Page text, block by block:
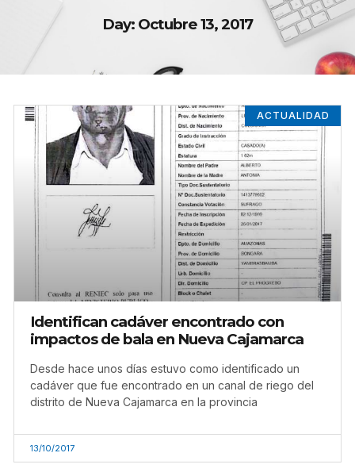
Day: Octubre 13, 2017
ACTUALIDAD
Identifican cadáver encontrado con
impactos de bala en Nueva Cajamarca
Desde hace unos días estuvo como identificado un
cadáver que fue encontrado en un canal de riego del
distrito de Nueva Cajamarca en la provincia
13/10/2017